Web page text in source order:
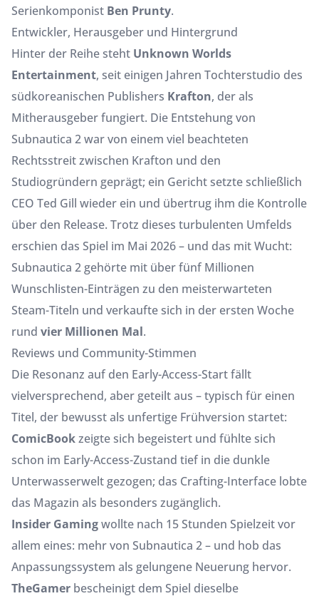
Serienkomponist Ben Prunty.
Entwickler, Herausgeber und Hintergrund
Hinter der Reihe steht Unknown Worlds
Entertainment, seit einigen Jahren Tochterstudio des
südkoreanischen Publishers Krafton, der als
Mitherausgeber fungiert. Die Entstehung von
Subnautica 2 war von einem viel beachteten
Rechtsstreit zwischen Krafton und den
Studiogründern geprägt; ein Gericht setzte schließlich
CEO Ted Gill wieder ein und übertrug ihm die Kontrolle
über den Release. Trotz dieses turbulenten Umfelds
erschien das Spiel im Mai 2026 – und das mit Wucht:
Subnautica 2 gehörte mit über fünf Millionen
Wunschlisten-Einträgen zu den meisterwarteten
Steam-Titeln und verkaufte sich in der ersten Woche
rund vier Millionen Mal.
Reviews und Community-Stimmen
Die Resonanz auf den Early-Access-Start fällt
vielversprechend, aber geteilt aus – typisch für einen
Titel, der bewusst als unfertige Frühversion startet:
ComicBookzeigte sich begeistert und fühlte sich
schon im Early-Access-Zustand tief in die dunkle
Unterwasserwelt gezogen; das Crafting-Interface lobte
das Magazin als besonders zugänglich.
Insider Gamingwollte nach 15 Stunden Spielzeit vor
allem eines: mehr von Subnautica 2 – und hob das
Anpassungssystem als gelungene Neuerung hervor.
TheGamer bescheinigt dem Spiel dieselbe